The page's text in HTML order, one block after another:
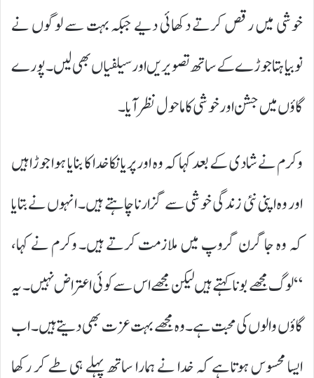
خوشی میں رقص کرتے دکھائی دیے جبکہ بہت سے لوگوں نے
نوبیاہتا جوڑے کے ساتھ تصویریں اور سیلفیاں بھی لیں۔ پورے
گاؤں میں جشن اور خوشی کا ماحول نظر آیا۔
وکرم نے شادی کے بعد کہا کہ وہ اور پریانکا خدا کا بنایا ہوا جوڑا ہیں
اور وہ اپنی نئی زندگی خوشی سے گزارنا چاہتے ہیں۔ انہوں نے بتایا
کہ وہ جاگرن گروپ میں ملازمت کرتے ہیں۔ وکرم نے کہا،
“لوگ مجھے بونا کہتے ہیں لیکن مجھے اس سے کوئی اعتراض نہیں۔ یہ
گاؤں والوں کی محبت ہے۔ وہ مجھے بہت عزت بھی دیتے ہیں۔ اب
ایسا محسوس ہوتا ہے کہ خدا نے ہمارا ساتھ پہلے ہی طے کر رکھا